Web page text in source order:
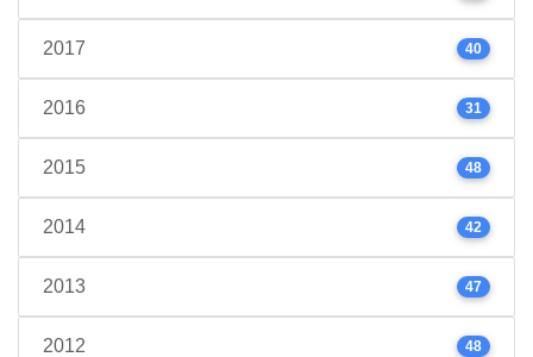
2017 40
2016 31
2015 48
2014 42
2013 47
2012 48